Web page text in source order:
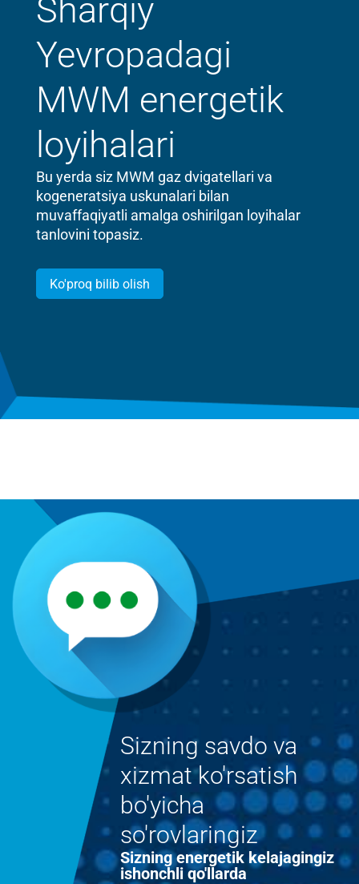
Sharqiy
Yevropadagi
MWM energetik
loyihalari
Bu yerda siz MWM gaz dvigatellari va
kogeneratsiya uskunalari bilan
muvaffaqiyatli amalga oshirilgan loyihalar
tanlovini topasiz.
Ko'proq bilib olish
Sizning savdo va
xizmat ko'rsatish
bo'yicha
so'rovlaringiz
Sizning energetik kelajagingiz
ishonchli qo'llarda